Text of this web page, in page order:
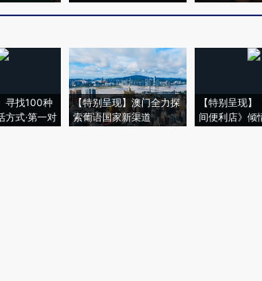
寻找100种
方式·第一对
【特别呈现】澳门全力探
索葡语国家新渠道
【特别呈现】
间便利店》倾